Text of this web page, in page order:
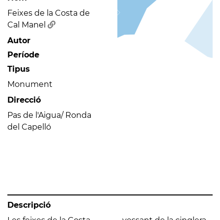
Feixes de la Costa de
Cal Manel
Autor
Període
Tipus
Monument
Direcció
Pas de l'Aigua/ Ronda
del Capelló
Descripció